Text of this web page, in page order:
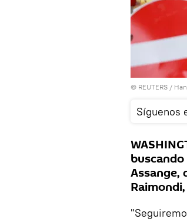
© REUTERS /
Síguenos
Assange,